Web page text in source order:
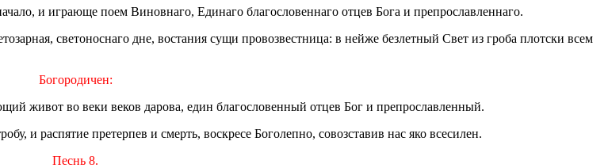
и играюще поем Виновнаго, Единаго благословеннаго отцев Бога и препрославленнаго.
светоноснаго дне, востания сущи провозвестница: в нейже безлетный Свет из гроба плотски всем
Богородичен:
живот во веки веков дарова, един благословенный отцев Бог и препрославленный.
и распятие претерпев и смерть, воскресе Боголепно, совозставив нас яко всесилен.
Песнь 8.